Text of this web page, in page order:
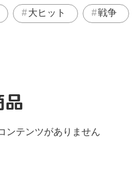
大ヒット 戦争
品
ンテンツがありません